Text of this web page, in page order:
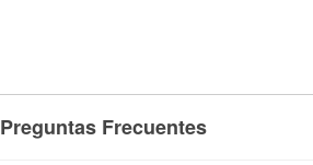
Preguntas Frecuentes